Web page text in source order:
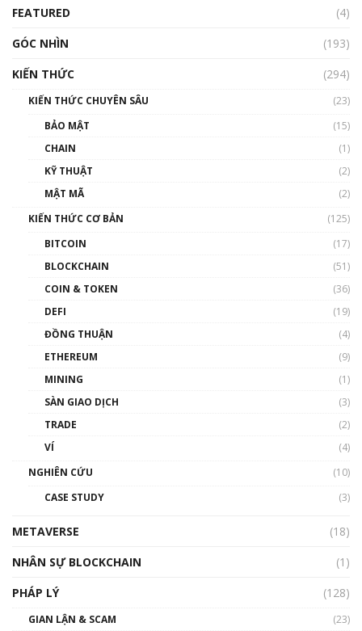
00:43:47
như thể nào?
00:39:31
Phổ cập Blockchain
thống & Crypto qua các cuộc chiến | Phổ cập
01:32:59
gió ấm
FEATURED
(4)
GÓC NHÌN
(193)
KIẾN THỨC
(294)
KIẾN THỨC CHUYÊN SÂU
(23)
BẢO MẬT
(15)
CHAIN
(1)
KỸ THUẬT
(2)
MẬT MÃ
(2)
KIẾN THỨC CƠ BẢN
(125)
BITCOIN
(17)
BLOCKCHAIN
(51)
COIN & TOKEN
(36)
DEFI
(19)
ĐỒNG THUẬN
(4)
ETHEREUM
(9)
MINING
(1)
SÀN GIAO DỊCH
(3)
TRADE
(2)
VÍ
(4)
NGHIÊN CỨU
(10)
CASE STUDY
(3)
METAVERSE
(18)
NHÂN SỰ BLOCKCHAIN
(1)
PHÁP LÝ
(128)
GIAN LẬN & SCAM
(23)